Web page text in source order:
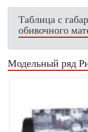
Таблица с
обивочного
Модельный ряд